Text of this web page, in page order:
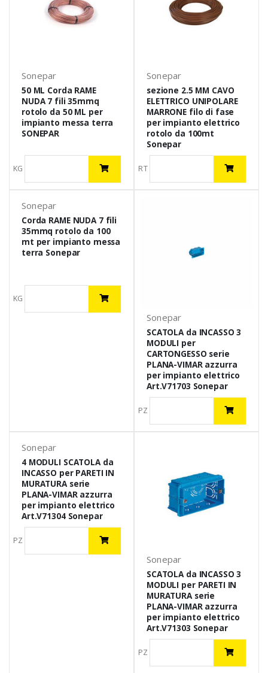
Sonepar
50 ML Corda RAME
NUDA 7 fili 35mmq
rotolo da 50 ML per
impianto messa terra
SONEPAR
KG
Sonepar
sezione 2.5 MM CAVO
ELETTRICO UNIPOLARE
MARRONE filo di fase
per impianto elettrico
rotolo da 100mt
Sonepar
RT
Sonepar
Corda RAME NUDA 7 fili
35mmq rotolo da 100
mt per impianto messa
terra Sonepar
KG
Sonepar
SCATOLA da INCASSO 3
MODULI per
CARTONGESSO serie
PLANA-VIMAR azzurra
per impianto elettrico
Art.V71703 Sonepar
PZ
Sonepar
4 MODULI SCATOLA da
INCASSO per PARETI IN
MURATURA serie
PLANA-VIMAR azzurra
per impianto elettrico
Art.V71304 Sonepar
PZ
Sonepar
SCATOLA da INCASSO 3
MODULI per PARETI IN
MURATURA serie
PLANA-VIMAR azzurra
per impianto elettrico
Art.V71303 Sonepar
PZ